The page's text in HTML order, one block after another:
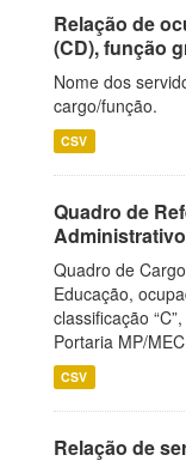
Relação de
(CD), função
Nome dos
cargo/função.
CSV
Quadro de
Quadro de
Educação,
classificação
Portaria MP/
CSV
Relação de